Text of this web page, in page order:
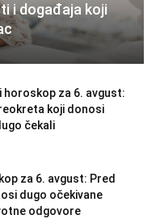
i događaja koji
horoskop za 6. avgust:
koji donosi
čekali
za 6. avgust: Pred
dugo očekivane
odgovore